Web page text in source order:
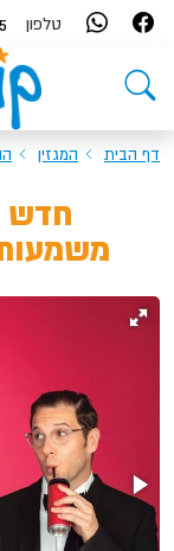
טלפון
דף הבית המגזין
חדש